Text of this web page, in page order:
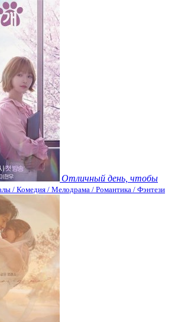
Отличный день, чтобы
/ Комедия / Мелодрама / Романтика / Фэнтези